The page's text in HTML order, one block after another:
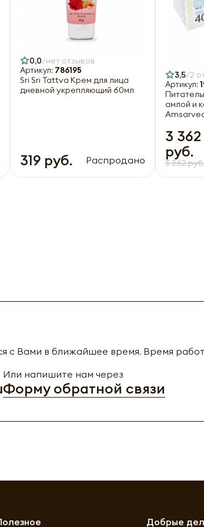
0,0 нет отзывов
Артикул: 786195
Sri Sri Tattva Крем для лица
дневной укрепляющий 60мл
319 руб. Распродано
3,5 2
Артикул:
амлой и
3 362
руб.
3 362
с Вами в ближайшее время. Время
Или напишите нам через
Форму обратной связи
Добрые